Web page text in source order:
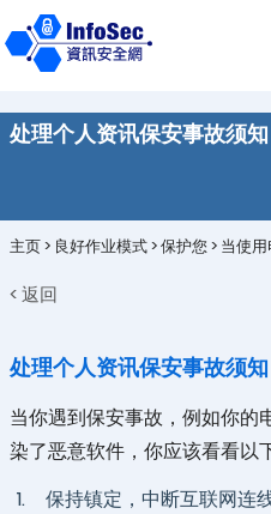
处理个人资讯保安事故须知
主页> 良好作业模式>保护您> 当使
< 返回
处理个人资讯保安事故须知
当你遇到保安事故，例如你的
染了恶意软件，你应该看看以
1.
保持镇定，中断互联网连